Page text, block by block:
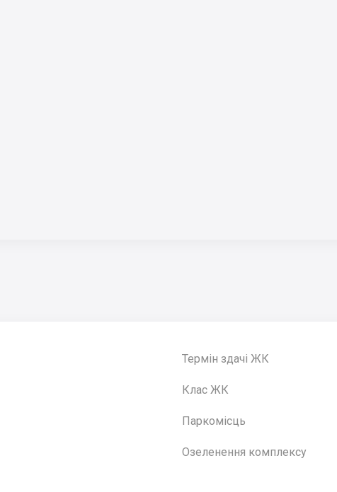
Термін здачі ЖК
Клас ЖК
Паркомісць
Озеленення комплексу